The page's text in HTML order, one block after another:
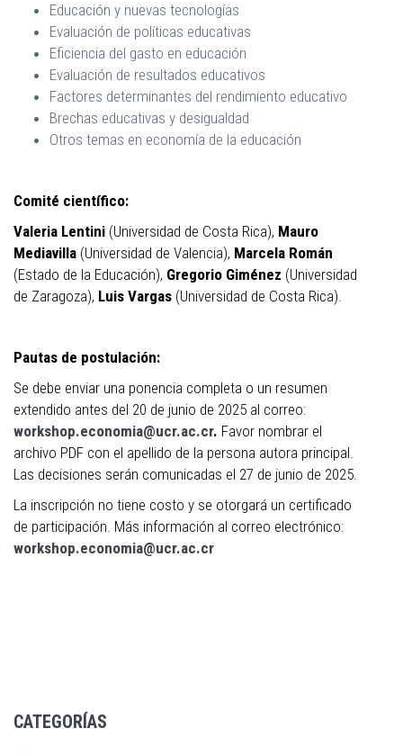
Educación y nuevas tecnologías
Evaluación de políticas educativas
Eficiencia del gasto en educación
Evaluación de resultados educativos
Factores determinantes del rendimiento educativo
Brechas educativas y desigualdad
Otros temas en economía de la educación
Comité científico:
Valeria Lentini (Universidad de Costa Rica), Mauro
Mediavilla (Universidad de Valencia), Marcela Román
(Estado de la Educación), Gregorio Giménez (Universidad
de Zaragoza), Luis Vargas (Universidad de Costa Rica).
Pautas de postulación:
Se debe enviar una ponencia completa o un resumen
extendido antes del 20 de junio de 2025 al correo:
workshop.economia@ucr.ac.cr. Favor nombrar el
archivo PDF con el apellido de la persona autora principal.
Las decisiones serán comunicadas el 27 de junio de 2025.
La inscripción no tiene costo y se otorgará un certificado
de participación. Más información al correo electrónico:
workshop.economia@ucr.ac.cr
CATEGORÍAS